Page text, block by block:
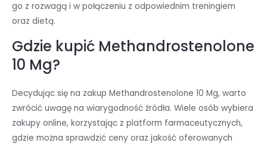
go z rozwagą i w połączeniu z odpowiednim treningiem
oraz dietą.
Gdzie kupić Methandrostenolone
10 Mg?
Decydując się na zakup Methandrostenolone 10 Mg, warto
zwrócić uwagę na wiarygodność źródła. Wiele osób wybiera
zakupy online, korzystając z platform farmaceutycznych,
gdzie można sprawdzić ceny oraz jakość oferowanych